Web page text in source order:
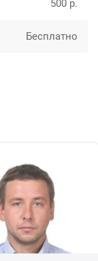
500 р.
Бесплатно